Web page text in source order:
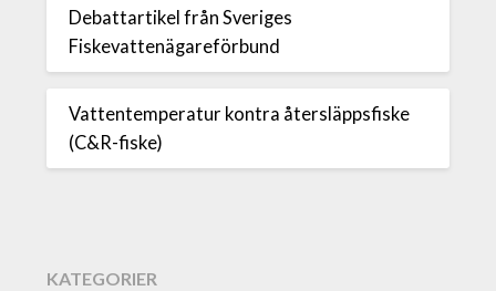
Debattartikel från Sveriges
Fiskevattenägareförbund
Vattentemperatur kontra återsläppsfiske
(C&R-fiske)
KATEGORIER